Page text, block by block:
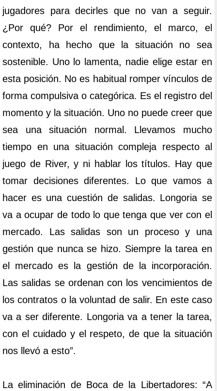
jugadores para decirles que no van a seguir.
¿Por qué? Por el rendimiento, el marco, el
contexto, ha hecho que la situación no sea
sostenible. Uno lo lamenta, nadie elige estar en
esta posición. No es habitual romper vínculos de
forma compulsiva o categórica. Es el registro del
momento y la situación. Uno no puede creer que
sea una situación normal. Llevamos mucho
tiempo en una situación compleja respecto al
juego de River, y ni hablar los títulos. Hay que
tomar decisiones diferentes. Lo que vamos a
hacer es una cuestión de salidas. Longoria se
va a ocupar de todo lo que tenga que ver con el
mercado. Las salidas son un proceso y una
gestión que nunca se hizo. Siempre la tarea en
el mercado es la gestión de la incorporación.
Las salidas se ordenan con los vencimientos de
los contratos o la voluntad de salir. En este caso
va a ser diferente. Longoria va a tener la tarea,
con el cuidado y el respeto, de que la situación
nos llevó a esto”.
La eliminación de Boca de la Libertadores: “A